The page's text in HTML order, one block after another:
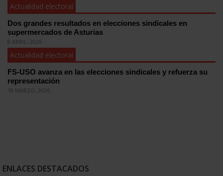
Actualidad electoral
Dos grandes resultados en elecciones sindicales en
supermercados de Asturias
8 ABRIL, 2026
Actualidad electoral
FS-USO avanza en las elecciones sindicales y refuerza su
representación
18 MARZO, 2026
ENLACES DESTACADOS